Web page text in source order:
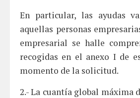
En particular, las ayudas
aquellas personas
empresarial se halle
recogidas en el anexo I de
momento de la solicitud.
2.- La cuantía global máxima